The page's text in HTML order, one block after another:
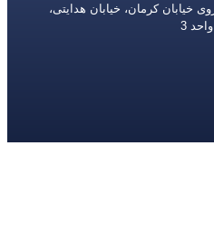
خیابان کرمان، خیابان هدایتی،